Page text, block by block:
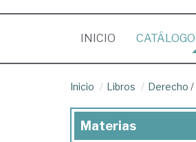
INICIO (CURRENT)
CATÁLOGO
Inicio Libros Derecho /
Materias